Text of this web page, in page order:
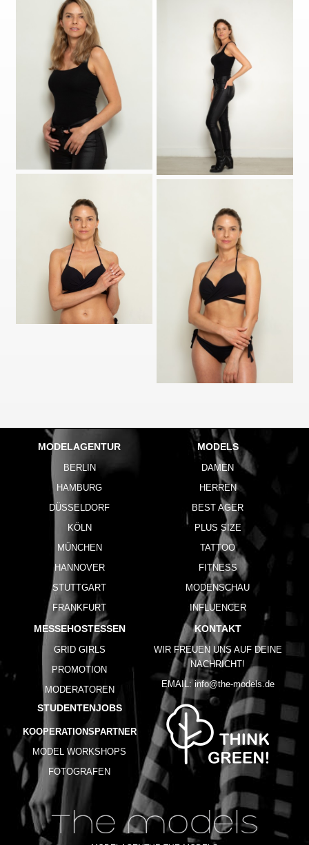
MODELAGENTUR
BERLIN
HAMBURG
DÜSSELDORF
KÖLN
MÜNCHEN
HANNOVER
STUTTGART
FRANKFURT
MODELS
DAMEN
HERREN
BEST AGER
PLUS SIZE
TATTOO
FITNESS
MODENSCHAU
INFLUENCER
MESSEHOSTESSEN
GRID GIRLS
PROMOTION
MODERATOREN
STUDENTENJOBS
KOOPERATIONSPARTNER
MODEL WORKSHOPS
FOTOGRAFEN
KONTAKT
WIR FREUEN UNS AUF DEINE
NACHRICHT!
EMAIL: info@the-models.de